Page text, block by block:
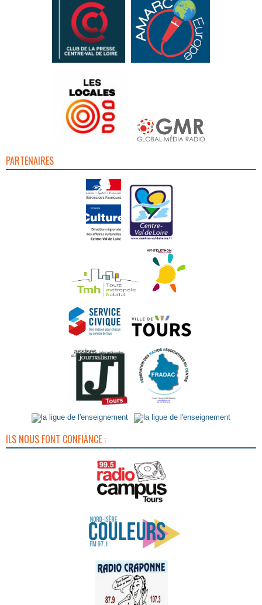
PARTENAIRES
ILS NOUS FONT CONFIANCE :